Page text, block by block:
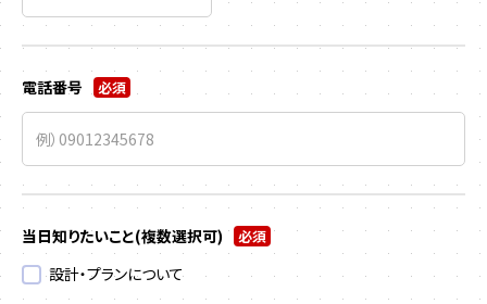
電話番号 必須
当日知りたいこと(複数選択可) 必須
設計・プランについて